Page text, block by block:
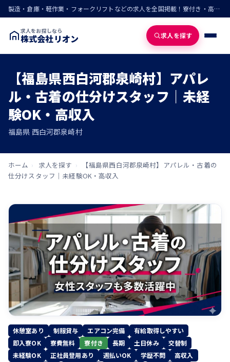
製造・倉庫・軽作業・フォークリフトなどの求人を全国掲載！寮付き・高収入・即入寮の仕事が見つかる
求人をお探しなら
株式会社リオン 求人を探す
【福島県西白河郡泉崎村】アパレ
ル・古着の仕分けスタッフ｜未経
験OK・高収入
福島県 西白河郡泉崎村
ホーム › 求人を探す ›
【福島県西白河郡泉崎村】アパレル・古着の
仕分けスタッフ｜未経験OK・高収入
休憩室あり 制服貸与 エアコン完備
有給取得しやすい
即入寮OK
寮費無料 寮付き 長期 土日休み
交替制
未経験OK
正社員登用あり 週払いOK 学歴不問
高収入